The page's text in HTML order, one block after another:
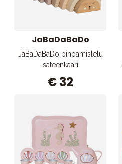
JaBaDaBaDo
JaBaDaBaDo pinoamislelu
sateenkaari
€ 32